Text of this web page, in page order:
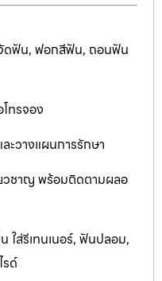
จัดฟัน, ฟอกสีฟัน, ถอนฟัน
ทรจอง
ะวางแผนการรักษา
วชาญ พร้อมติดตามผลอ
ใส่รีเทนเนอร์, ฟันปลอม,
ด์